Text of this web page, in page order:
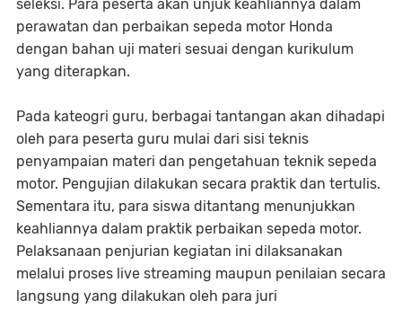
seleksi. Para peserta akan unjuk keahliannya dalam
perawatan dan perbaikan sepeda motor Honda
dengan bahan uji materi sesuai dengan kurikulum
yang diterapkan.
Pada kateogri guru, berbagai tantangan akan dihadapi
oleh para peserta guru mulai dari sisi teknis
penyampaian materi dan pengetahuan teknik sepeda
motor. Pengujian dilakukan secara praktik dan tertulis.
Sementara itu, para siswa ditantang menunjukkan
keahliannya dalam praktik perbaikan sepeda motor.
Pelaksanaan penjurian kegiatan ini dilaksanakan
melalui proses live streaming maupun penilaian secara
langsung yang dilakukan oleh para juri